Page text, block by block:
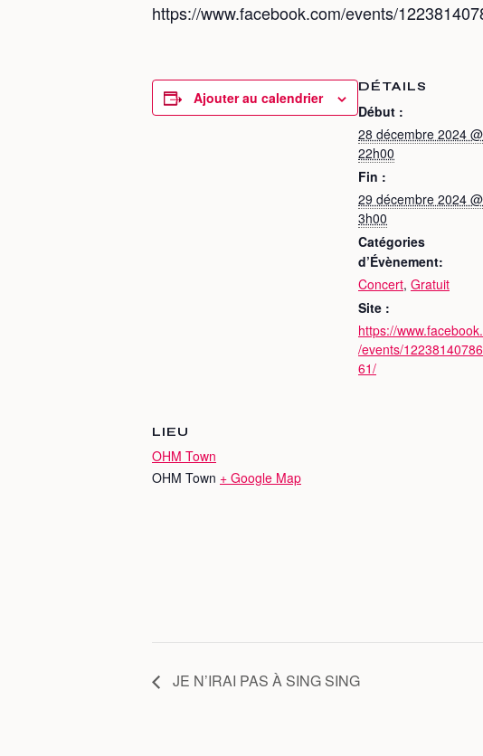
https://www.facebook.com/events/
Ajouter au calendrier
DÉTAILS
Début :
28 décembre 2024 @
22h00
Fin :
29 décembre 2024 @
3h00
Catégories
d’Évènement:
Concert, Gratuit
Site :
https://
/events/
61/
LIEU
OHM Town
OHM Town + Google Map
JE N’IRAI PAS À SING SING